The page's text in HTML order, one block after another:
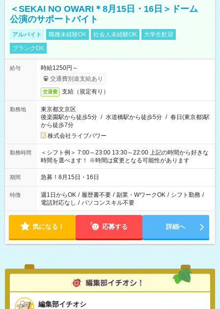
＜SEKAI NO OWARI＊8月15日・16日＞ドーム
公演のサポートバイト
アルバイト 職種未経験OK 社会人未経験OK
大学生歓迎
ブランクOK
給与
時給1250円～
交通費別途支給あり
交通費 支給（規定有り）
勤務地
東京都文京区
後楽園駅から徒歩5分 / 水道橋駅から徒歩5分 / 春日(東京都)駅
から徒歩7分
株式会社ライブパワー
勤務時間
＜シフト例＞ 7:00～23:00 13:30～22:00 上記の時間から好きな
時間を選べます！ ※時間は変更となる可能性があります
期間 急募！8月15日・16日
特徴 週1日からOK / 履歴書不要 / 副業・WワークOK / シフト勤務 /
電話対応なし / パソコンスキル不要
気になる！ 応募する 詳細へ
編集部イチオシ